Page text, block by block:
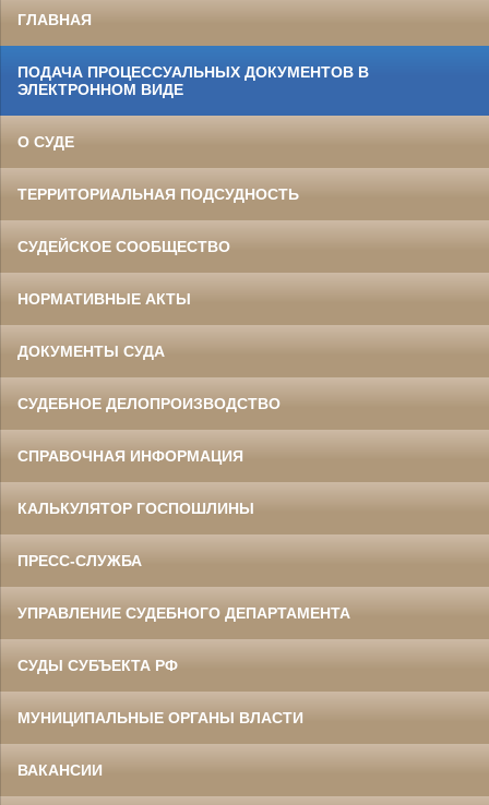
ГЛАВНАЯ
ПОДАЧА ПРОЦЕССУАЛЬНЫХ ДОКУМЕНТОВ В
ЭЛЕКТРОННОМ ВИДЕ
О СУДЕ
ТЕРРИТОРИАЛЬНАЯ ПОДСУДНОСТЬ
СУДЕЙСКОЕ СООБЩЕСТВО
НОРМАТИВНЫЕ АКТЫ
ДОКУМЕНТЫ СУДА
СУДЕБНОЕ ДЕЛОПРОИЗВОДСТВО
СПРАВОЧНАЯ ИНФОРМАЦИЯ
КАЛЬКУЛЯТОР ГОСПОШЛИНЫ
ПРЕСС-СЛУЖБА
УПРАВЛЕНИЕ СУДЕБНОГО ДЕПАРТАМЕНТА
СУДЫ СУБЪЕКТА РФ
МУНИЦИПАЛЬНЫЕ ОРГАНЫ ВЛАСТИ
ВАКАНСИИ